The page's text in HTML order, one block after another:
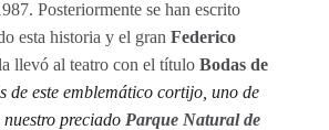
Posteriormente se han escrito
esta historia y el gran Federico
llevó al teatro con el título Bodas de
de este emblemático cortijo, uno de
preciado Parque Natural de